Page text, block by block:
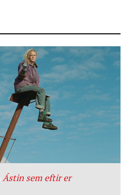
Ástin sem eftir er